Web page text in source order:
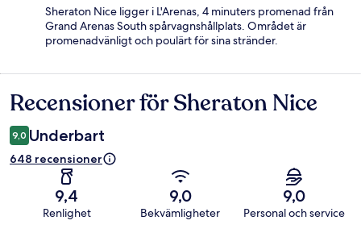
Sheraton Nice ligger i L'Arenas, 4 minuters promenad från
Grand Arenas South spårvagnshållplats. Området är
promenadvänligt och poulärt för sina stränder.
Recensioner
Recensioner för Sheraton Nice
9,0 Underbart
648 recensioner
9,4
Renlighet
9,0
Bekvämligheter
9,0
Personal och service